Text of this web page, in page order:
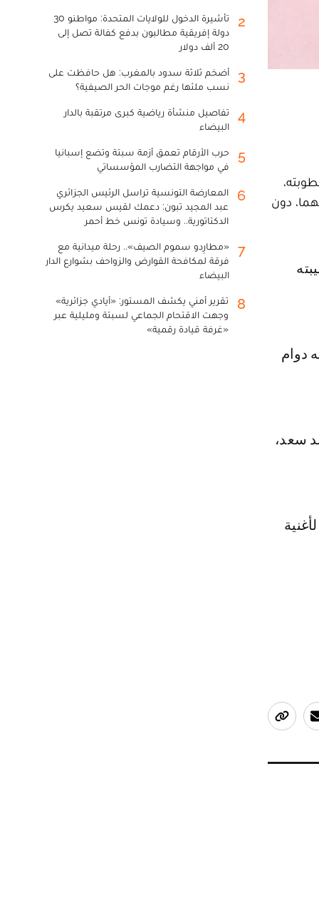
دون
دوام
سعد،
بعد طرحه لأغنية
2
تأشيرة الدخول للولايات المتحدة: مواطنو 30
دولة إفريقية مطالبون بدفع كفالة تصل إلى
20 ألف دولار
3
أضخم ثلاثة سدود بالمغرب: هل حافظت على
نسب ملئها رغم موجات الحر الصيفية؟
4
تفاصيل منشأة رياضية كبرى مرتقبة بالدار
البيضاء
5
حرب الأرقام تعمق أزمة سبتة وتضع إسبانيا
في مواجهة التضارب المؤسساتي
6
المعارضة التونسية تراسل الرئيس الجزائري
عبد المجيد تبون: دعمك لقيس سعيد يكرس
الدكتاتورية.. وسيادة تونس خط أحمر
7
«مطارِدو سموم الصيف».. رحلة ميدانية مع
فرقة لمكافحة القوارض والزواحف بشوارع الدار
البيضاء
8
تقرير أمني يكشف المستور: «أيادي جزائرية»
وجهت الاقتحام الجماعي لسبتة ومليلية عبر
«غرفة قيادة رقمية»